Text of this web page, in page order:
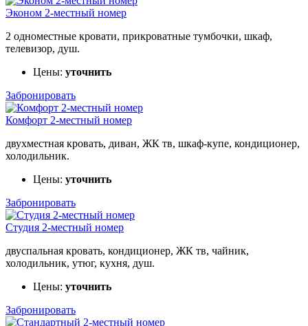
Эконом 2-местный номер
2 одноместные кровати, прикроватные тумбочки, шкаф,
телевизор, душ.
Цены: уточнить
Забронировать
Комфорт 2-местный номер
двухместная кровать, диван, ЖК тв, шкаф-купе, кондиционер,
холодильник.
Цены: уточнить
Забронировать
Студия 2-местный номер
двуспальная кровать, кондиционер, ЖК тв, чайник,
холодильник, утюг, кухня, душ.
Цены: уточнить
Забронировать